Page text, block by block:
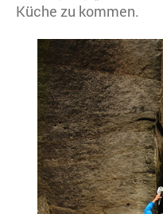
Küche zu kommen.